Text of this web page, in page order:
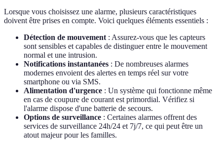
Lorsque vous choisissez une alarme, plusieurs caractéristiques
doivent être prises en compte. Voici quelques éléments essentiels :
Détection de mouvement: Assurez-vous que les capteurs
sont sensibles et capables de distinguer entre le mouvement
normal et une intrusion.
Notifications instantanées : De nombreuses alarmes
modernes envoient des alertes en temps réel sur votre
smartphone ou via SMS.
Alimentation d'urgence : Un système qui fonctionne même
en cas de coupure de courant est primordial. Vérifiez si
l'alarme dispose d'une batterie de secours.
Options de surveillance : Certaines alarmes offrent des
services de surveillance 24h/24 et 7j/7, ce qui peut être un
atout majeur pour les familles.